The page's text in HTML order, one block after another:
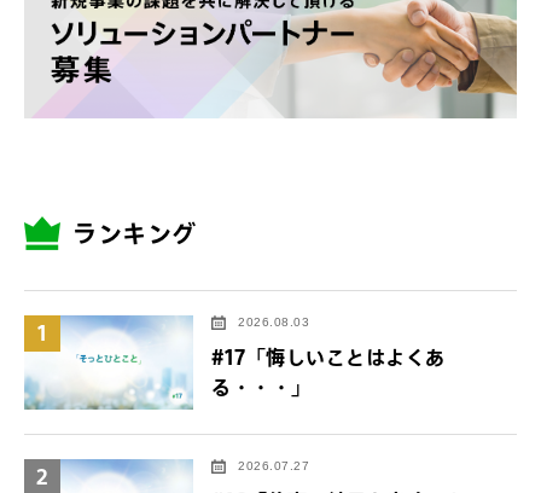
ランキング
1 2026.08.03
#17「悔しいことはよくあ
る・・・」
2 2026.07.27